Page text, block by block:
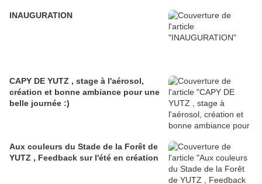
INAUGURATION
CAPY DE YUTZ , stage à l'aérosol,
création et bonne ambiance pour une
belle journée :)
Aux couleurs du Stade de la Forêt de
YUTZ , Feedback sur l'été en création